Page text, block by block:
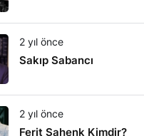
2 yıl önce
Sakıp Sabancı
2 yıl önce
Ferit Şahenk Kimdir?